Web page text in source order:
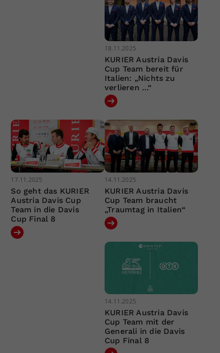
18.11.2025
KURIER Austria Davis
Cup Team bereit für
Italien: „Nichts zu
verlieren …“
17.11.2025
So geht das KURIER
Austria Davis Cup
Team in die Davis
Cup Final 8
14.11.2025
KURIER Austria Davis
Cup Team braucht
„Traumtag in Italien“
14.11.2025
KURIER Austria Davis
Cup Team mit der
Generali in die Davis
Cup Final 8